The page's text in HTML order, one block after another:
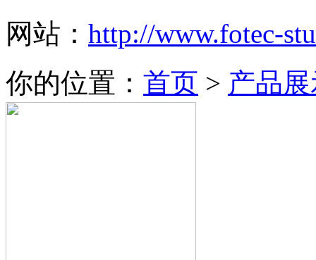
网站： http://www.fotec-
你的位置： 首页 > 产品